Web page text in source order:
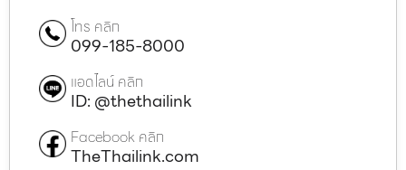
โทร คลิก
099-185-8000
แอดไลน์ คลิก
ID: @thethailink
Facebook คลิก
TheThailink.com